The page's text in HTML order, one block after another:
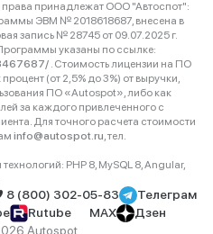
принадлежат ООО "Автоспот":
ЭВМ № 2018618687, внесена в
запись № 28745 от 09.07.2025 г.
указаны по ссылке:
. Стоимость лицензии на ПО
(от 2,5% до 3%) от выручки,
ПО «Autospot», либо как
за каждого привлеченного с
Для точного расчета стоимости
info@autospot.ru, тел.
PHP 8, MySQL 8, Angular,
8 (800) 302-05-83
Телеграм
Rutube MAX
Дзен
Autospot